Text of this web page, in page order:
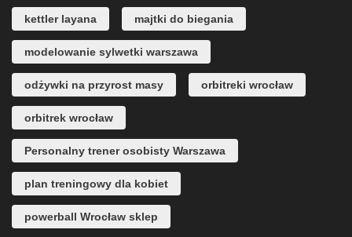
kettler layana majtki do biegania
modelowanie sylwetki warszawa
odżywki na przyrost masy orbitreki wrocław
orbitrek wrocław
Personalny trener osobisty Warszawa
plan treningowy dla kobiet
powerball Wrocław sklep